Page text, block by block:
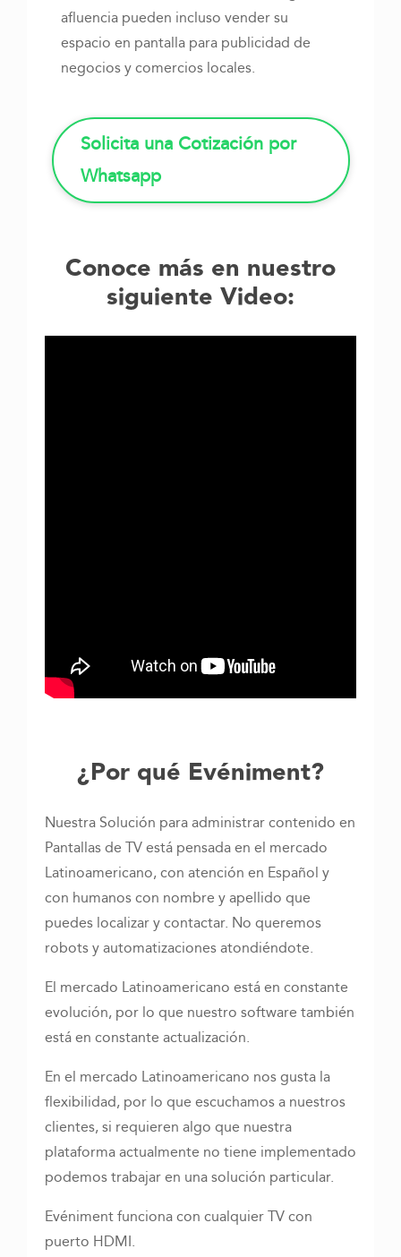
afluencia pueden incluso vender su
espacio en pantalla para publicidad de
negocios y comercios locales.
Solicita una Cotización por
Whatsapp
Conoce más en nuestro
siguiente Video:
¿Por qué Evéniment?
Nuestra Solución para administrar contenido en
Pantallas de TV está pensada en el mercado
Latinoamericano, con atención en Español y
con humanos con nombre y apellido que
puedes localizar y contactar. No queremos
robots y automatizaciones atondiéndote.
El mercado Latinoamericano está en constante
evolución, por lo que nuestro software también
está en constante actualización.
En el mercado Latinoamericano nos gusta la
flexibilidad, por lo que escuchamos a nuestros
clientes, si requieren algo que nuestra
plataforma actualmente no tiene implementado
podemos trabajar en una solución particular.
Evéniment funciona con cualquier TV con
puerto HDMI.